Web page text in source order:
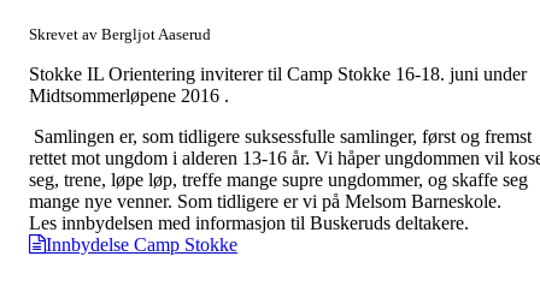
Skrevet av Bergljot Aaserud
Stokke IL Orientering inviterer til Camp Stokke 16-18. juni under
Midtsommerløpene 2016 .
Samlingen er, som tidligere suksessfulle samlinger, først og fremst
rettet mot ungdom i alderen 13-16 år. Vi håper ungdommen vil
seg, trene, løpe løp, treffe mange supre ungdommer, og skaffe seg
mange nye venner. Som tidligere er vi på Melsom Barneskole.
Les innbydelsen med informasjon til Buskeruds deltakere.
Innbydelse Camp Stokke